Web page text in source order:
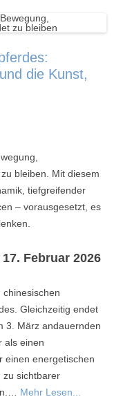
die Kunst,
bleiben. Mit diesem
tiefgreifender
– vorausgesetzt, es
Februar 2026
Gleichzeitig endet
3. März andauernden
als einen
einen energetischen
zu sichtbarer
Mehr Lesen...